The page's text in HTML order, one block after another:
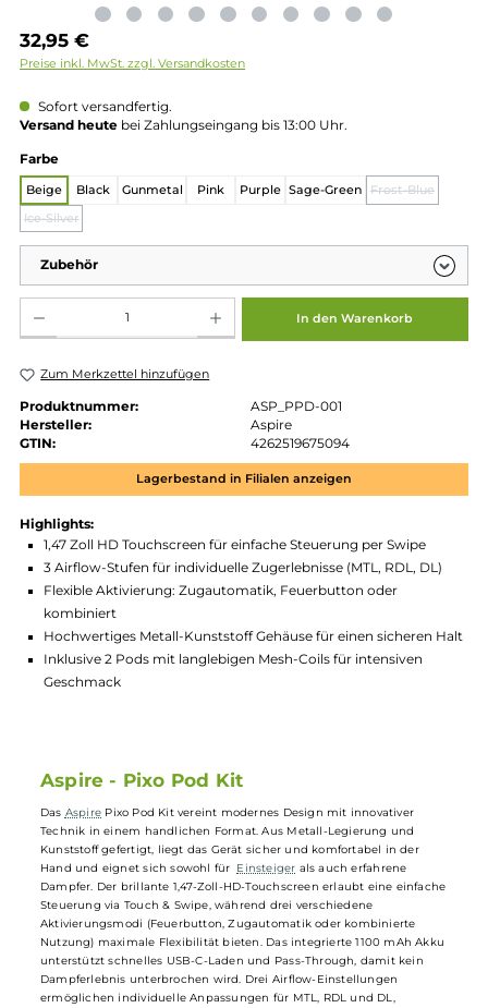
32,95 €
Preise inkl. MwSt. zzgl. Versandkosten
Sofort versandfertig.
Versand heutebei Zahlungseingang bis 13:00 Uhr.
Farbeauswählen
Beige Black Frost-Blue
(Diese
Ice-Silver
In den Warenkorb
Zum Merkzettel hinzufügen
Hersteller:
GTIN: 4262519675094
Lagerbestand in Filialen anzeigen
Highlights:
1,47 Zoll HD Touchscreen für einfache Steuerung per Swipe
3 Airflow-Stufen für individuelle Zugerlebnisse (MTL, RDL,
Inklusive 2 Pods mit langlebigen Mesh-Coils für intensiven
Geschmack
Aspire - Pixo Pod Kit
DasAspirePixo Pod Kit vereint modernes Design mit innovativer
Technik in einem handlichen Format. Aus Metall-Legierung und
Kunststoff gefertigt, liegt das Gerät sicher und komfortabel in der